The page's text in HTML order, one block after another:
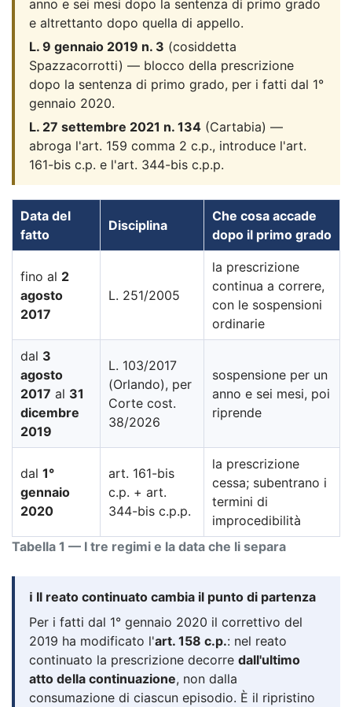
anno e sei mesi dopo la sentenza di primo grado
e altrettanto dopo quella di appello.
L. 9 gennaio 2019 n. 3 (cosiddetta
Spazzacorrotti) — blocco della prescrizione
dopo la sentenza di primo grado, per i fatti dal 1°
gennaio 2020.
L. 27 settembre 2021 n. 134 (Cartabia) —
abroga l'art. 159 comma 2 c.p., introduce l'art.
161-bis c.p. e l'art. 344-bis c.p.p.
Tabella 1 — I tre regimi e la data che li separa
Data del
fatto
Disciplina
Che cosa accade
dopo il primo grado
fino al 2
agosto
2017
L. 251/2005
la prescrizione
continua a correre,
con le sospensioni
ordinarie
dal 3
agosto
2017 al 31
dicembre
2019
L. 103/2017
(Orlando), per
Corte cost.
38/2026
sospensione per un
anno e sei mesi, poi
riprende
dal 1°
gennaio
2020
art. 161-bis
c.p. + art.
344-bis c.p.p.
la prescrizione
cessa; subentrano i
termini di
improcedibilità
ℹ️ Il reato continuato cambia il punto di partenza
Per i fatti dal 1° gennaio 2020 il correttivo del
2019 ha modificato l'art. 158 c.p.: nel reato
continuato la prescrizione decorre dall'ultimo
atto della continuazione, non dalla
consumazione di ciascun episodio. È il ripristino